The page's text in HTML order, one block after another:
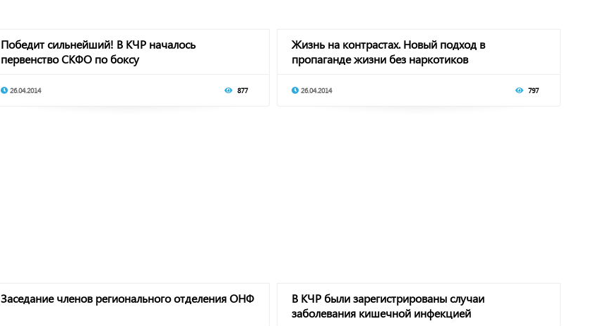
Победит сильнейший! В КЧР началось
первенство СКФО по боксу
26.04.2014 877
Жизнь на контрастах. Новый подход в
пропаганде жизни без наркотиков
26.04.2014 797
Заседание членов регионального отделения ОНФ
В КЧР были зарегистрированы случаи
заболевания кишечной инфекцией